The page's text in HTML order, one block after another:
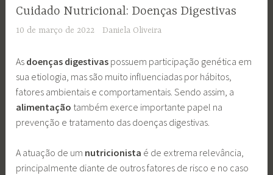
Cuidado Nutricional: Doenças Digestivas
10 de março de 2022 Daniela Oliveira
As doenças digestivas possuem participação genética em
sua etiologia, mas são muito influenciadas por hábitos,
fatores ambientais e comportamentais. Sendo assim, a
alimentação também exerce importante papel na
prevenção e tratamento das doenças digestivas.
A atuação de um nutricionista é de extrema relevância,
principalmente diante de outros fatores de risco e no caso